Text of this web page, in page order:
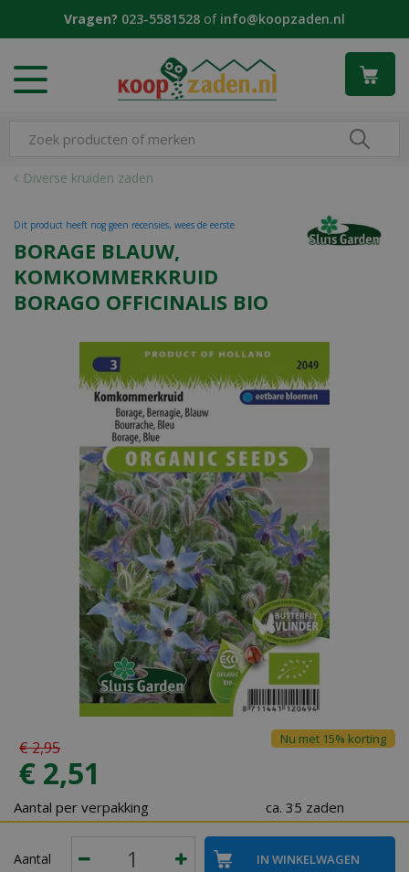
Diverse kruiden zaden
Vragen? 023-5581528 of info@koopzaden.nl
BORAGE BLAUW,
KOMKOMMERKRUID
BORAGO OFFICINALIS BIO
Dit product heeft nog geen recensies, wees de eerste
€2,95
€ 2,51
Nu met 15% korting
Aantal per verpakking ca. 35 zaden
Aantal